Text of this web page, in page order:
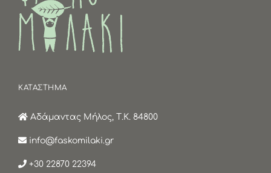
ΚΑΤΑΣΤΗΜΑ
Αδάμαντας Μήλος, Τ.Κ. 84800
info@faskomilaki.gr
+30 22870 22394